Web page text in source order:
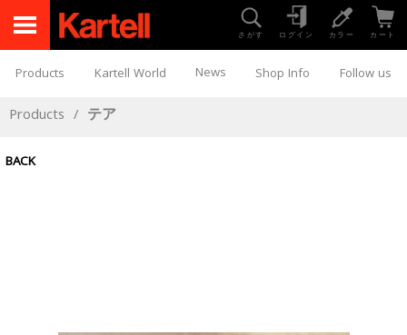
さがす ログイン カラー カート
Products Kartell World News Shop Info Follow us
Products / テア
BACK